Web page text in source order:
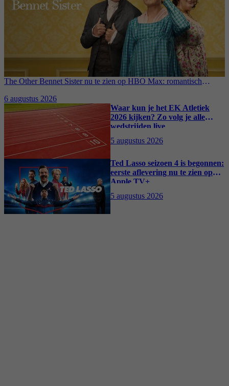
The Other Bennet Sister nu te zien op HBO Max: romantisch
6 augustus 2026
Waar kun je het EK Atletiek
2026 kijken? Zo volg je alle
wedstrijden live
5 augustus 2026
Ted Lasso seizoen 4 is begonnen:
eerste aflevering nu te zien op
Apple TV+
5 augustus 2026